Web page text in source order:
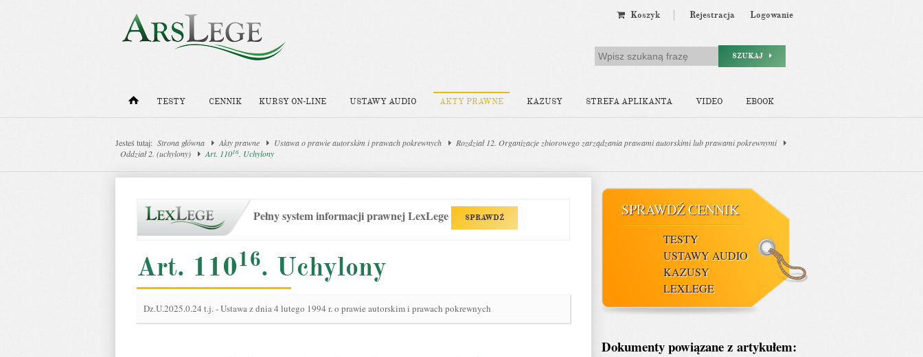
Koszyk Rejestracja Logowanie
SZUKAJ
TESTY CENNIK KURSY ON-LINE USTAWY AUDIO AKTY PRAWNE KAZUSY STREFA APLIKANTA VIDEO EBOOK
Jesteś tutaj: Strona główna Akty prawne Ustawa o prawie autorskim i prawach pokrewnych
Rozdział 12. Organizacje zbiorowego zarządzania prawami autorskimi lub prawami pokrewnymi
Oddział 2. (uchylony)
Art. 11016. Uchylony
Pełny system informacji prawnej LexLege SPRAWDŹ
Art. 11016. Uchylony
Dz.U.2025.0.24 t.j.-Ustawa z dnia 4 lutego 1994 r. o prawie autorskim i prawach pokrewnych
SPRAWDŹ CENNIK
TESTY
USTAWY AUDIO
KAZUSY
LEXLEGE
Dokumenty powiązane z artykułem: